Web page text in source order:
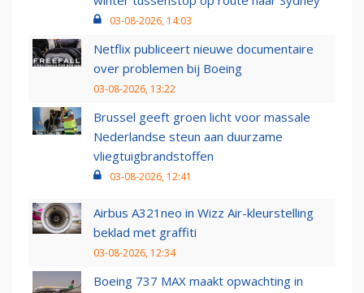
03-08-2026, 14:03
Netflix publiceert nieuwe documentaire
over problemen bij Boeing
03-08-2026, 13:22
Brussel geeft groen licht voor massale
Nederlandse steun aan duurzame
vliegtuigbrandstoffen
03-08-2026, 12:41
Airbus A321neo in Wizz Air-kleurstelling
beklad met graffiti
03-08-2026, 12:34
Boeing 737 MAX maakt opwachting in